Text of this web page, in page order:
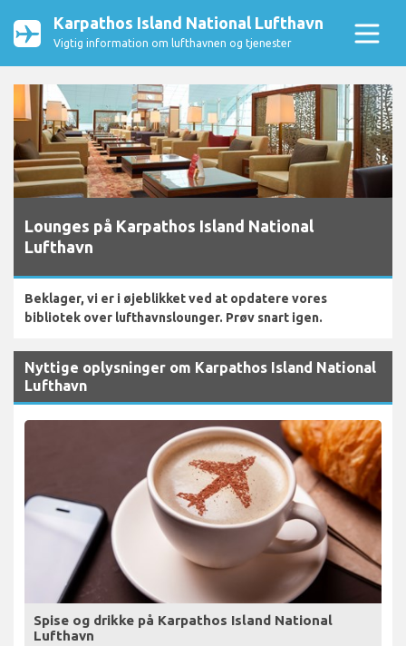
Karpathos Island National Lufthavn
Vigtig information om lufthavnen og tjenester
Lounges på Karpathos Island National
Lufthavn
Beklager, vi er i øjeblikket ved at opdatere vores
bibliotek over lufthavnslounger. Prøv snart igen.
Nyttige oplysninger om Karpathos Island National
Lufthavn
Spise og drikke på Karpathos Island National
Lufthavn